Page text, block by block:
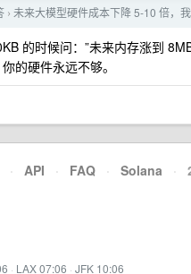
› 未来大模型硬件成本下降 5-10 倍，
的时候问：”未来内存涨到
的硬件永远不够。
· API · FAQ · Solana ·
· LAX 07:06 · JFK 10:06